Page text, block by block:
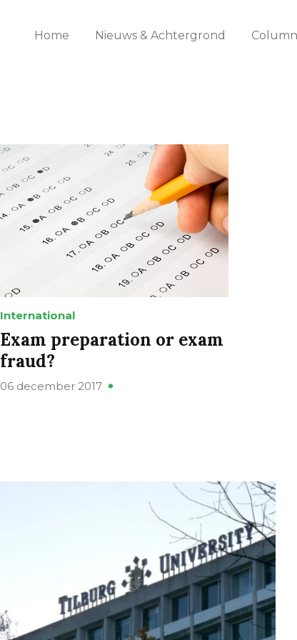
Home Nieuws & Achtergrond
International
Exam preparation or exam
fraud?
06 december 2017